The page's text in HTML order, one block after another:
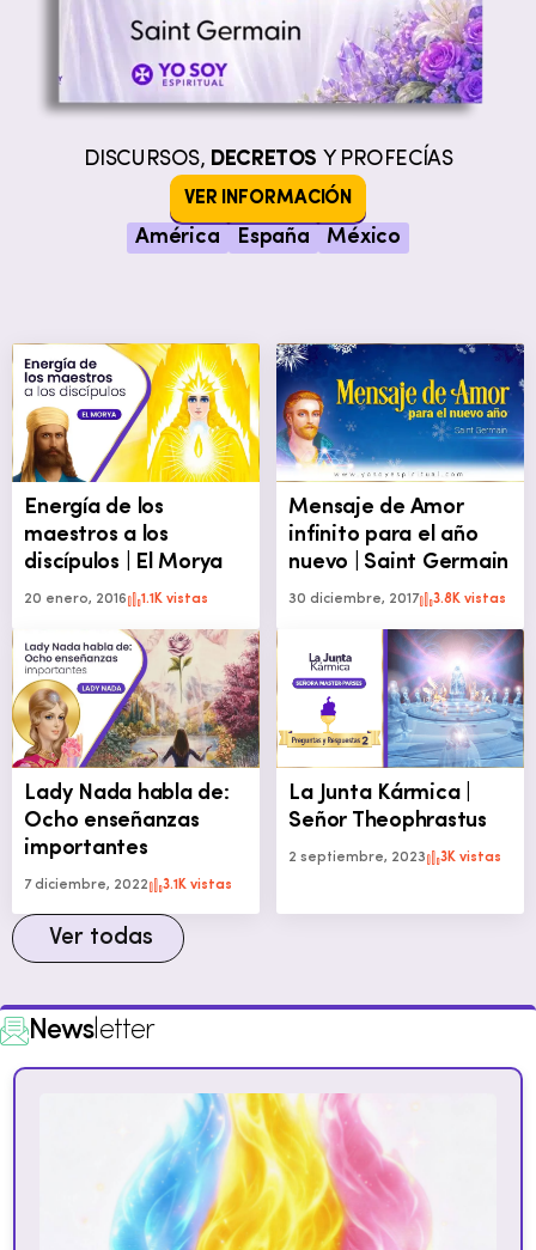
DISCURSOS, DECRETOS Y PROFECÍAS
VER INFORMACIÓN
América España México
Energía de los
maestros a los
discípulos | El Morya
20 enero, 2016 1.1K vistas
Mensaje de Amor
infinito para el año
nuevo | Saint Germain
30 diciembre, 2017 3.8K vistas
Lady Nada habla de:
Ocho enseñanzas
importantes
7 diciembre, 2022 3.1K vistas
La Junta Kármica |
Señor Theophrastus
2 septiembre, 2023 3K vistas
Ver todas
Newsletter